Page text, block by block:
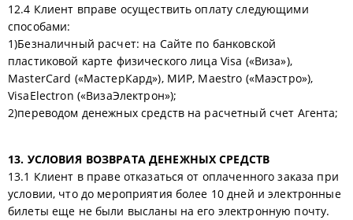
12.4 Клиент вправе осуществить оплату следующими
способами:
1)Безналичный расчет: на Сайте по банковской
пластиковой карте физического лица Visa («Виза»),
MasterCard («МастерКард»), МИР, Maestro («Маэстро»),
VisaElectron («ВизаЭлектрон»);
2)переводом денежных средств на расчетный счет Агента;
13. УСЛОВИЯ ВОЗВРАТА ДЕНЕЖНЫХ СРЕДСТВ
13.1 Клиент в праве отказаться от оплаченного заказа при
условии, что до мероприятия более 10 дней и электронные
билеты еще не были высланы на его электронную почту.